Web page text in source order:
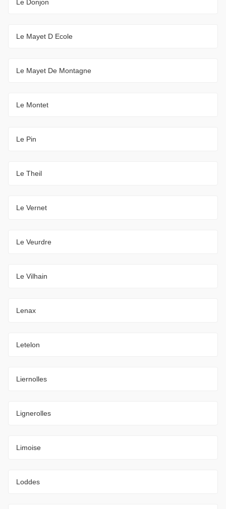
Le Donjon
Le Mayet D Ecole
Le Mayet De Montagne
Le Montet
Le Pin
Le Theil
Le Vernet
Le Veurdre
Le Vilhain
Lenax
Letelon
Liernolles
Lignerolles
Limoise
Loddes